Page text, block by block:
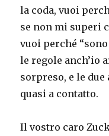
la coda, vuoi
se non mi superi
vuoi perché
le regole anch’io
sorpreso, e le
quasi a contatto.
Il vostro caro